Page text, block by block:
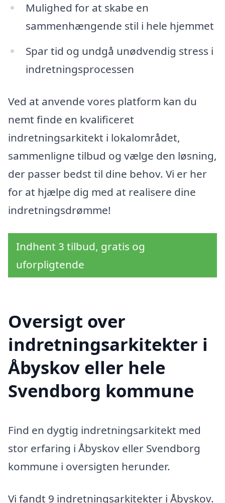
Mulighed for at skabe en
sammenhængende stil i hele hjemmet
Spar tid og undgå unødvendig stress i
indretningsprocessen
Ved at anvende vores platform kan du
nemt finde en kvalificeret
indretningsarkitekt i lokalområdet,
sammenligne tilbud og vælge den løsning,
der passer bedst til dine behov. Vi er her
for at hjælpe dig med at realisere dine
indretningsdrømme!
Indhent 3 tilbud, gratis og
uforpligtende
Oversigt over
indretningsarkitekter i
Åbyskov eller hele
Svendborg kommune
Find en dygtig indretningsarkitekt med
stor erfaring i Åbyskov eller Svendborg
kommune i oversigten herunder.
Vi fandt 9 indretningsarkitekter i Åbyskov.